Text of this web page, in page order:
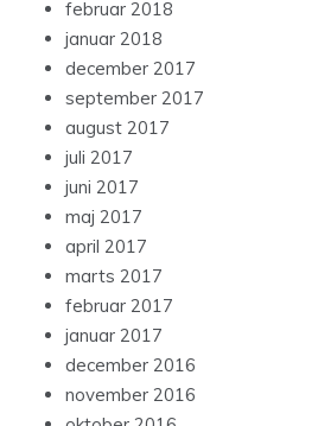
februar 2018
januar 2018
december 2017
september 2017
august 2017
juli 2017
juni 2017
maj 2017
april 2017
marts 2017
februar 2017
januar 2017
december 2016
november 2016